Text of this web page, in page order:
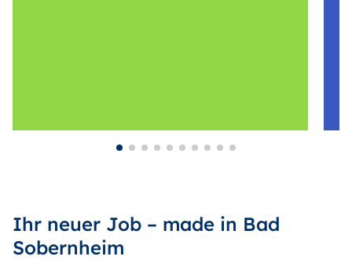
Ihr neuer Job – made in Bad
Sobernheim